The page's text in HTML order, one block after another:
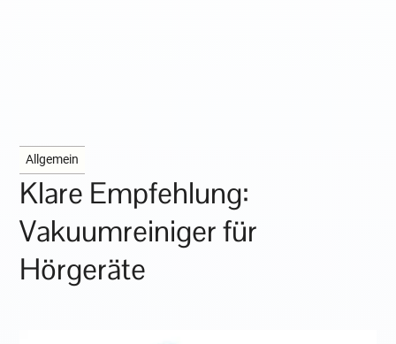
Allgemein
Klare Empfehlung:
Vakuumreiniger für
Hörgeräte